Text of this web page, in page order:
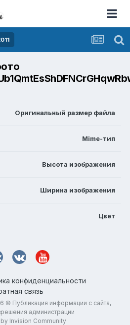
Оригинальный размер файла
Mime-тип
Высота изображения
Ширина изображения
Цвет
конфиденциальности
связь
© Публикация информации с сайта,
администрации
Invision Community